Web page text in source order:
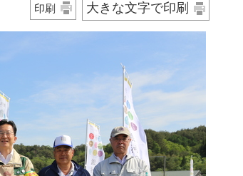
印刷 大きな文字で印刷